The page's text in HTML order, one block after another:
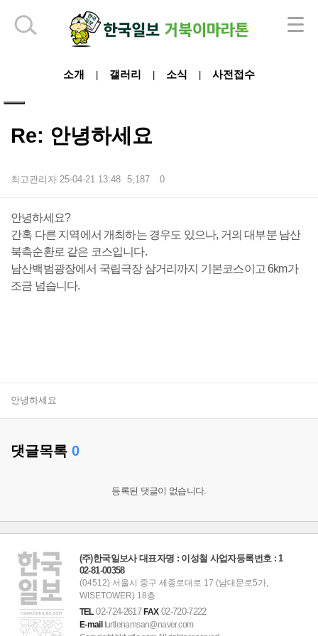
소개 갤러리 소식 사전접수
Re: 안녕하세요
최고관리자 25-04-21 13:48 5,187 0
본문
안녕하세요?
간혹 다른 지역에서 개최하는 경우도 있으나, 거의 대부분 남산
북측순환로 같은 코스입니다.
남산백범광장에서 국립극장 삼거리까지 기본코스이고 6km가
조금 넘습니다.
안녕하세요
댓글목록 0
등록된 댓글이 없습니다.
하단 영역
(주)한국일보사 대표자명 : 이성철 사업자등록번호 : 1
02-81-00358
(04512) 서울시 중구 세종로대로 17 (남대문로5가,
WISETOWER) 18층
TEL02-724-2617FAX02-720-7222
E-mailturtlenamsan@naver.com